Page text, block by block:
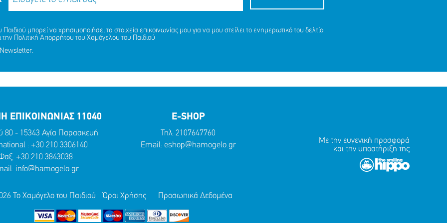
KID ALERT ΓΙΑ ΤΙΣ
ΑΡΤΕΜΙΣ, 9 ΕΤΩΝ
ΑΦΡΟΔΙΤΗ, 9
ΕΤΩΝ
ΜΟΙΡΑΣΟΥ
ΔΡΑΣΕ
ΑΙΣΙΟ ΤΕΛΟΣ ΣΤΗΝ ΠΕΡΙΠΕΤΕΙΑ ΤΗΣ
μπορεί να χρησιμοποιήσει τα στοιχεία επικοινωνίας μου για να μου στείλει το ενημερωτικό του δελτίο.
την Πολιτική Απορρήτου του Χαμόγελου του Παιδιού
ΕΠΙΚΟΙΝΩΝΙΑΣ 11040
80 - 15343 Αγία Παρασκευή
: +30 210 3306140
+30 210 3843038
info@hamogelo.gr
E-SHOP
Τηλ: 2107647760
Email: eshop@hamogelo.gr
Με την ευγενική προσφορά
και την υποστήριξη της
Το Χαμόγελο του Παιδιού Όροι Χρήσης Προσωπικά Δεδομένα